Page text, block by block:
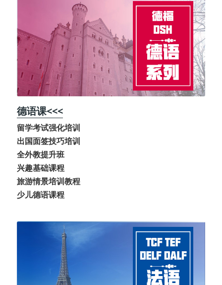
德语课<<<
留学考试强化培训
出国面签技巧培训
全外教提升班
兴趣基础课程
旅游情景培训教程
少儿德语课程